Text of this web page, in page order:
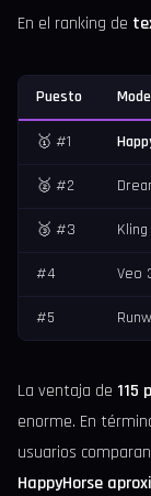
En el ranking de
Puesto
🥇 #1
🥈 #2
🥉 #3
#4 Veo
#5
La ventaja de 115
enorme. En
usuarios
HappyHorse